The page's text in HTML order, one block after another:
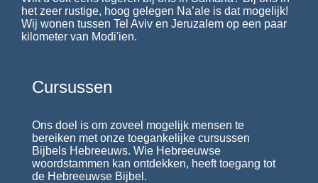
het zeer rustige, hoog gelegen Na’ale is dat mogelijk!
Wij wonen tussen Tel Aviv en Jeruzalem op een paar
kilometer van Modi'ien.
Cursussen
Ons doel is om zoveel mogelijk mensen te
bereiken met onze toegankelijke cursussen
Bijbels Hebreeuws. Wie Hebreeuwse
woordstammen kan ontdekken, heeft toegang tot
de Hebreeuwse Bijbel.